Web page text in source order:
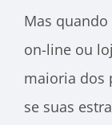
Mas
on-line ou
maioria dos
se suas